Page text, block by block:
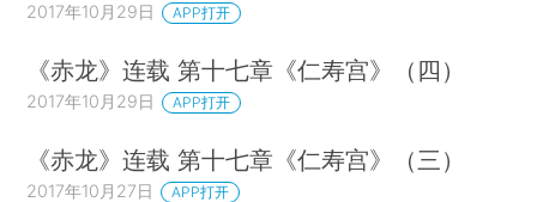
2017年10月29日 APP打开
《赤龙》连载 第十七章《仁寿宫》（四）
2017年10月29日 APP打开
《赤龙》连载 第十七章《仁寿宫》（三）
2017年10月27日 APP打开